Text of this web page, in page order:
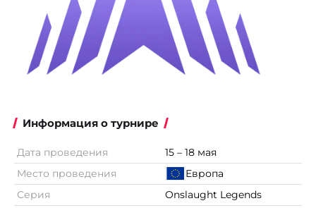
Информация о турнире
Дата проведения
15 – 18 мая
Место проведения
Европа
Серия
Onslaught Legends